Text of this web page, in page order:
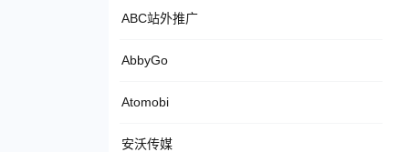
ABC站外推广
AbbyGo
Atomobi
安沃传媒